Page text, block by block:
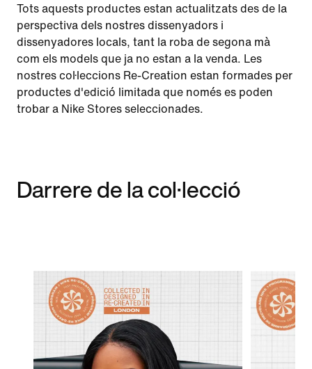
Tots aquests productes estan actualitzats des de la
perspectiva dels nostres dissenyadors i
dissenyadores locals, tant la roba de segona mà
com els models que ja no estan a la venda. Les
nostres col·leccions Re-Creation estan formades per
productes d'edició limitada que només es poden
trobar a Nike Stores seleccionades.
Darrere de la col·lecció